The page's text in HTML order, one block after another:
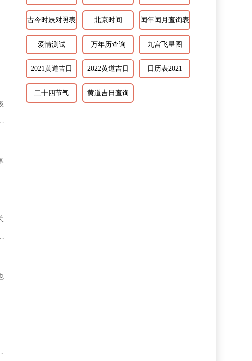
古今时辰对照表 北京时间 闰年闰月查询表
爱情测试 万年历查询 九宫飞星图
2021黄道吉日 2022黄道吉日 日历表2021
二十四节气 黄道吉日查询